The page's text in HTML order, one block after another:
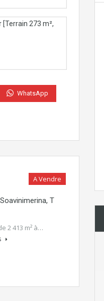
WhatsApp
A Vendre
T
2 413 m² à…